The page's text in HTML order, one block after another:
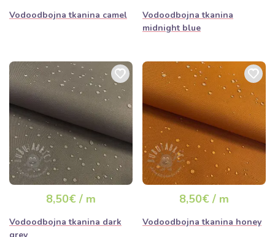
Vodoodbojna tkanina camel
Vodoodbojna tkanina
midnight blue
8,50€ / m
Vodoodbojna tkanina dark
8,50€ / m
Vodoodbojna tkanina honey